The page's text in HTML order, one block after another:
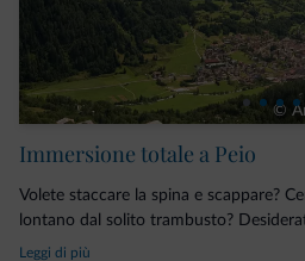
©
Immersione totale a Peio
Volete staccare la spina e scappare?
lontano dal solito trambusto?
quiete più assoluta? L’Hotel Centrale
Leggi di più